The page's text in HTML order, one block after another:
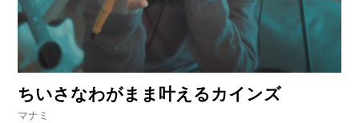
ちいさなわがまま叶えるカインズ
マナミ